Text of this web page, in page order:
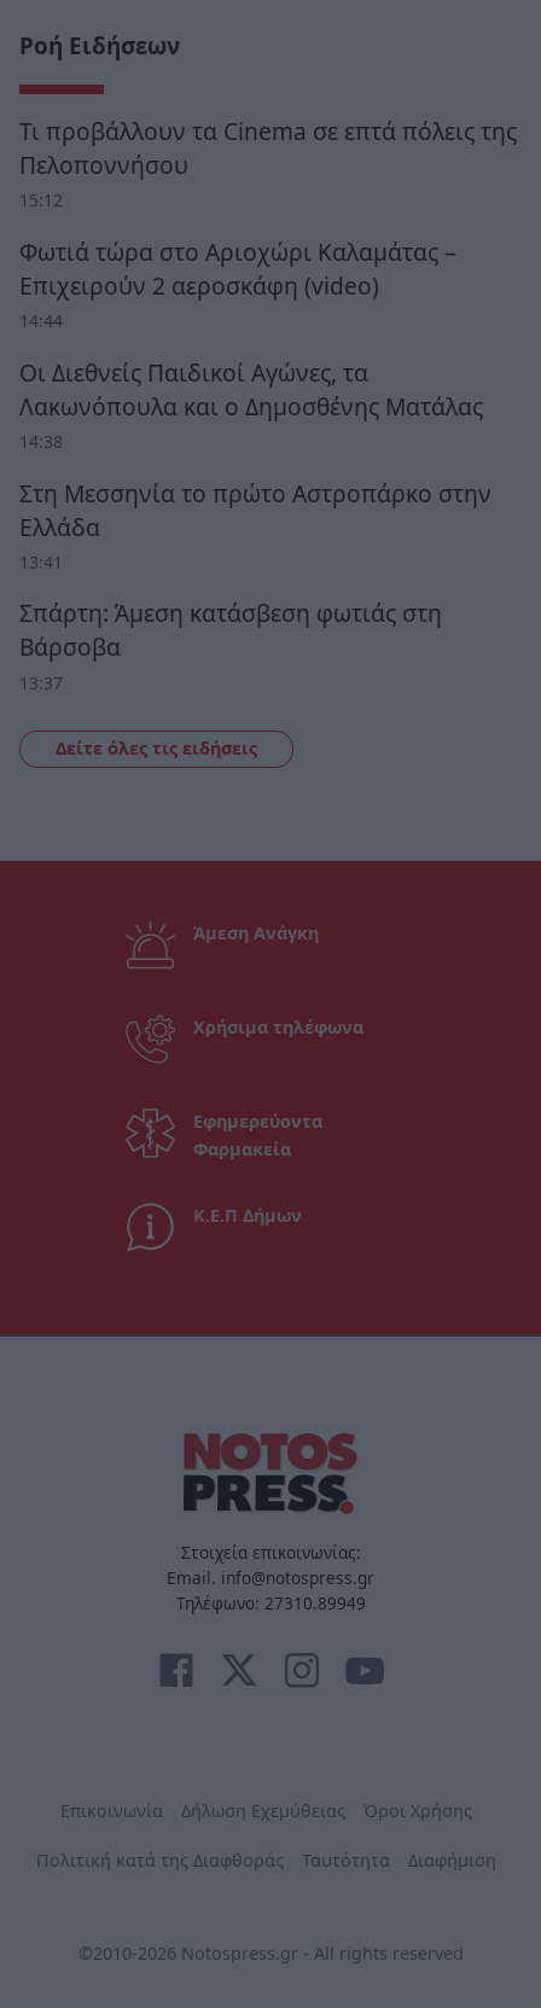
Ροή Ειδήσεων
Τι προβάλλουν τα Cinema σε επτά πόλεις της
Πελοποννήσου
15:12
Φωτιά τώρα στο Αριοχώρι Καλαμάτας –
Επιχειρούν 2 αεροσκάφη (video)
14:44
Οι Διεθνείς Παιδικοί Αγώνες, τα
Λακωνόπουλα και ο Δημοσθένης Ματάλας
14:38
Στη Μεσσηνία το πρώτο Αστροπάρκο στην
Ελλάδα
13:41
Σπάρτη: Άμεση κατάσβεση φωτιάς στη
Βάρσοβα
13:37
Δείτε όλες τις ειδήσεις
Άμεση Ανάγκη
Χρήσιμα τηλέφωνα
Εφημερεύοντα
Φαρμακεία
Κ.Ε.Π Δήμων
Στοιχεία επικοινωνίας:
Email. info@notospress.gr
Τηλέφωνο: 27310.89949
Επικοινωνία Δήλωση Εχεμύθειας Όροι Χρήσης
Πολιτική κατά της Διαφθοράς Ταυτότητα Διαφήμιση
©2010-2026 Notospress.gr - All rights reserved